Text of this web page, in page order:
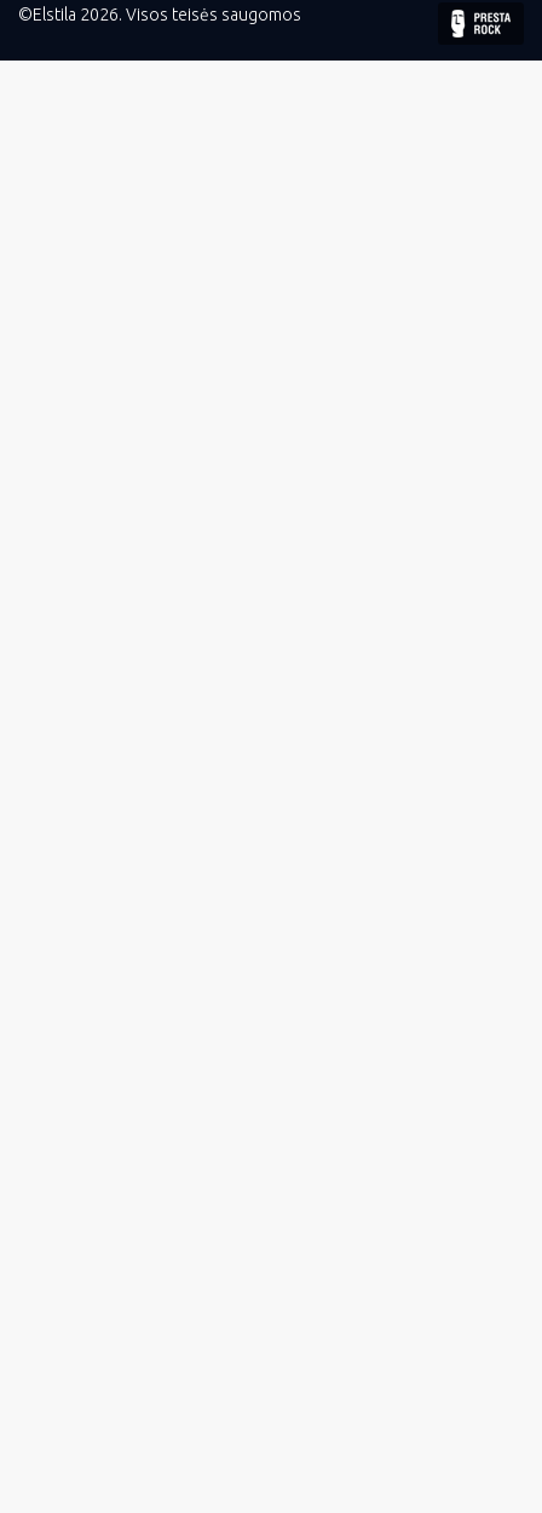
©Elstila 2026. Visos teisės saugomos